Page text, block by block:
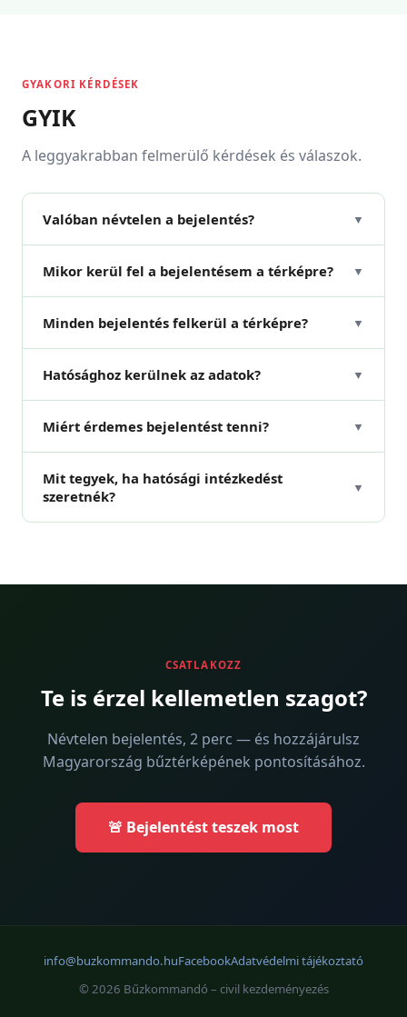
GYAKORI KÉRDÉSEK
GYIK
A leggyakrabban felmerülő kérdések és válaszok.
Valóban névtelen a bejelentés? ▼
Mikor kerül fel a bejelentésem a térképre? ▼
Minden bejelentés felkerül a térképre? ▼
Hatósághoz kerülnek az adatok? ▼
Miért érdemes bejelentést tenni? ▼
Mit tegyek, ha hatósági intézkedést
szeretnék?
▼
CSATLAKOZZ
Te is érzel kellemetlen szagot?
Névtelen bejelentés, 2 perc — és hozzájárulsz
Magyarország bűztérképének pontosításához.
🚨 Bejelentést teszek most
info@buzkommando.huFacebookAdatvédelmi tájékoztató
© 2026 Bűzkommandó – civil kezdeményezés